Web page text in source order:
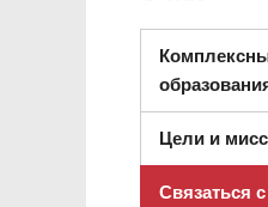
Цели и
Связаться